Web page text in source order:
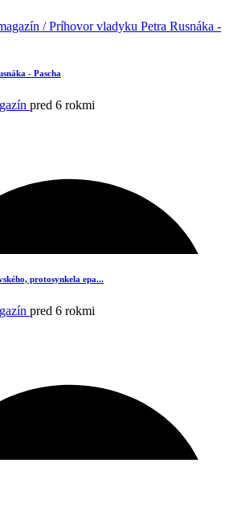
- Pascha
pred 6 rokmi
protosynkela epa...
pred 6 rokmi